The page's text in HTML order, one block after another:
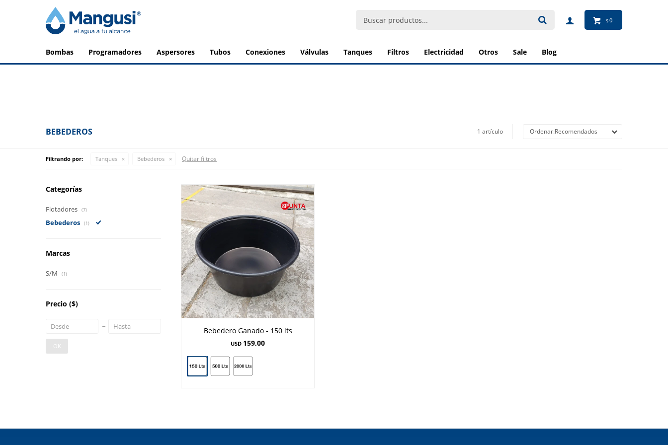
bombas programadores aspersores tubos conexiones válvulas tanques filtros electricidad otros sale blog
$0
BEBEDEROS 1 artículo Recomendados
Filtrando por: Tanques Bebederos Quitar filtros
Bebedero Ganado - 150 lts
USD 159,00
Categorías
Flotadores (7)
Bebederos (1)
Marcas
S/M (1)
Precio ($)
OK